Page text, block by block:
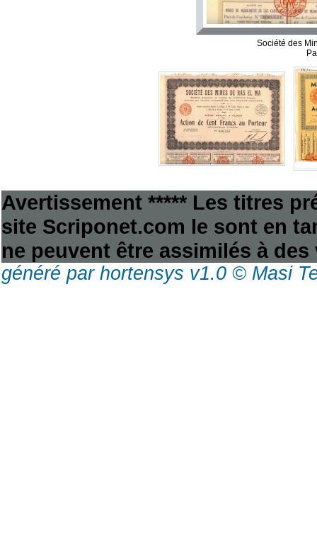
Société des
Avertissement ***** Les titres
site Scriponet.com le sont en
ne peuvent être assimilés à
généré par hortensys v1.0 © Masi